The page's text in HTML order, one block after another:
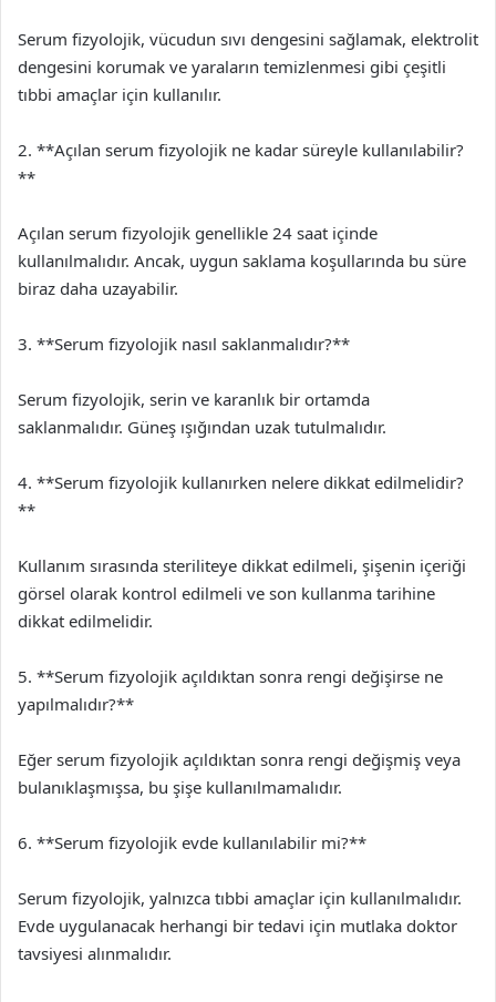
Serum fizyolojik, vücudun sıvı dengesini sağlamak, elektrolit
dengesini korumak ve yaraların temizlenmesi gibi çeşitli
tıbbi amaçlar için kullanılır.
2. **Açılan serum fizyolojik ne kadar süreyle kullanılabilir?
**
Açılan serum fizyolojik genellikle 24 saat içinde
kullanılmalıdır. Ancak, uygun saklama koşullarında bu süre
biraz daha uzayabilir.
3. **Serum fizyolojik nasıl saklanmalıdır?**
Serum fizyolojik, serin ve karanlık bir ortamda
saklanmalıdır. Güneş ışığından uzak tutulmalıdır.
4. **Serum fizyolojik kullanırken nelere dikkat edilmelidir?
**
Kullanım sırasında steriliteye dikkat edilmeli, şişenin içeriği
görsel olarak kontrol edilmeli ve son kullanma tarihine
dikkat edilmelidir.
5. **Serum fizyolojik açıldıktan sonra rengi değişirse ne
yapılmalıdır?**
Eğer serum fizyolojik açıldıktan sonra rengi değişmiş veya
bulanıklaşmışsa, bu şişe kullanılmamalıdır.
6. **Serum fizyolojik evde kullanılabilir mi?**
Serum fizyolojik, yalnızca tıbbi amaçlar için kullanılmalıdır.
Evde uygulanacak herhangi bir tedavi için mutlaka doktor
tavsiyesi alınmalıdır.